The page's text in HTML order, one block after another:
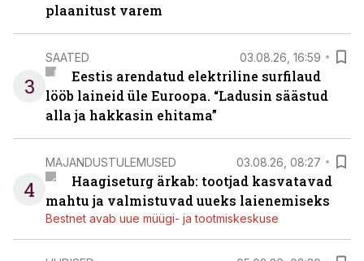
plaanitust varem
3
SAATED 03.08.26, 16:59
Eestis arendatud elektriline surfilaud
lööb laineid üle Euroopa. “Ladusin säästud
alla ja hakkasin ehitama”
4
MAJANDUSTULEMUSED 03.08.26, 08:27
Haagiseturg ärkab: tootjad kasvatavad
mahtu ja valmistuvad uueks laienemiseks
Bestnet avab uue müügi- ja tootmiskeskuse